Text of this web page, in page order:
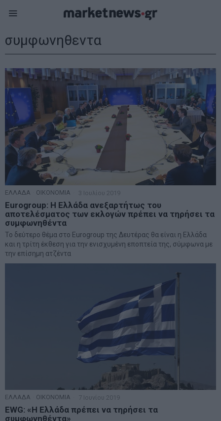
συμφωνηθεντα
ΕΛΛΑΔΑ ΟΙΚΟΝΟΜΙΑ 3 Ιουλίου 2019
Eurogroup: Η Ελλάδα ανεξαρτήτως του
αποτελέσματος των εκλογών πρέπει να τηρήσει τα
συμφωνηθέντα
Το δεύτερο θέμα στο Εurogroup της Δευτέρας θα είναι η Ελλάδα
και η τρίτη έκθεση για την ενισχυμένη εποπτεία της, σύμφωνα με
την επίσημη ατζέντα
ΕΛΛΑΔΑ ΟΙΚΟΝΟΜΙΑ 7 Ιουνίου 2019
EWG: «H Ελλάδα πρέπει να τηρήσει τα
συμφωνηθέντα»